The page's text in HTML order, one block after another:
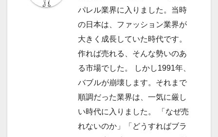
パレル業界に入りました。当時
の日本は、ファッション業界が
大きく成長していた時代です。
作れば売れる、そんな勢いのあ
る市場でした。 しかし1991年、
バブルが崩壊します。それまで
順調だった業界は、一気に厳し
い時代に入りました。 「なぜ売
れないのか」「どうすればブラ